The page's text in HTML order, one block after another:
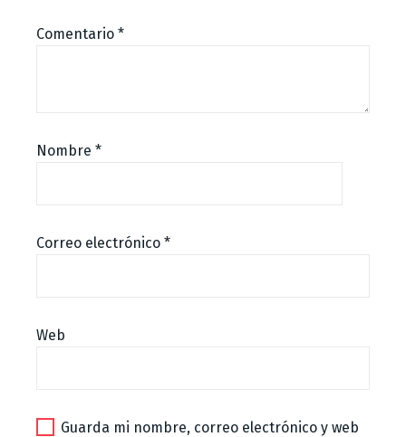
Comentario *
Nombre *
Correo electrónico *
Web
Guarda mi nombre, correo electrónico y web